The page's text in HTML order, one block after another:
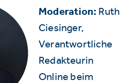
Moderation: Ruth
Ciesinger,
Verantwortliche
Redakteurin
Online beim